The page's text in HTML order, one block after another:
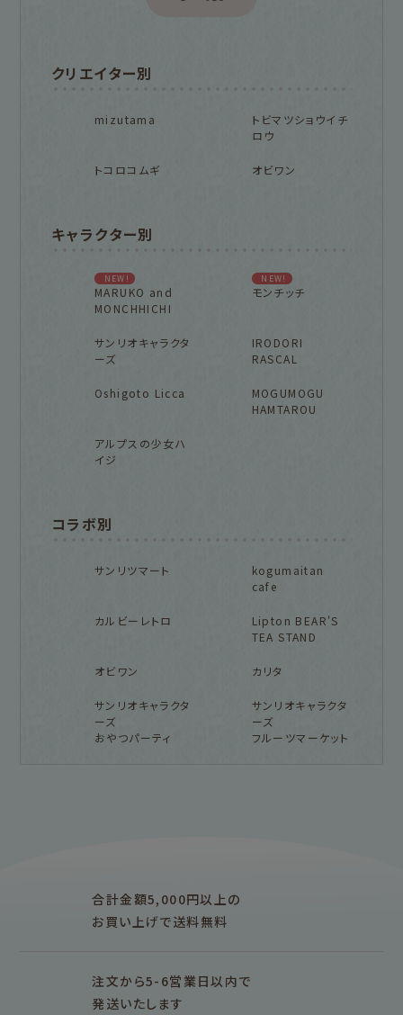
クリエイター別
mizutama
トビマツショウイチ
ロウ
トコロコムギ オビワン
キャラクター別
NEW!
MARUKO and
MONCHHICHI
NEW!
モンチッチ
サンリオキャラクタ
ーズ
IRODORI
RASCAL
Oshigoto Licca
MOGUMOGU
HAMTAROU
アルプスの少女ハ
イジ
コラボ別
サンリツマート
kogumaitan
cafe
カルビーレトロ
Lipton BEAR'S
TEA STAND
オビワン カリタ
サンリオキャラクタ
ーズ
おやつパーティ
サンリオキャラクタ
ーズ
フルーツマーケット
雑貨類
M5 M6
その他
おりがみ
合計金額5,000円以上の
お買い上げで送料無料
注文から5-6営業日以内で
発送いたします